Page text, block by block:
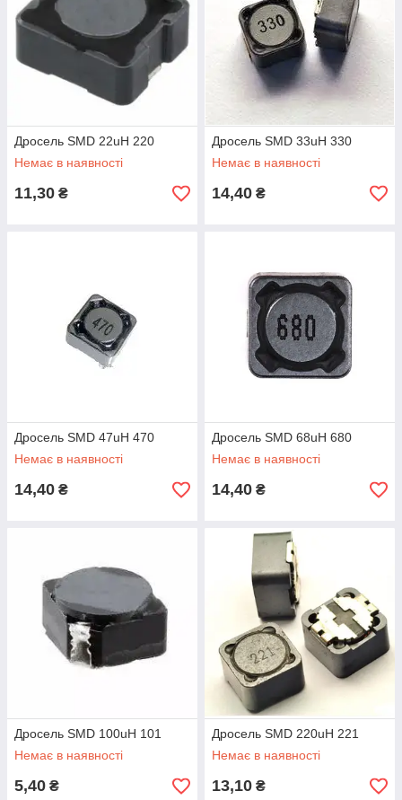
Дросель SMD 22uH 220
Немає в наявності
11,30 ₴
Дросель SMD 33uH 330
Немає в наявності
14,40 ₴
Дросель SMD 47uH 470
Немає в наявності
14,40 ₴
Дросель SMD 68uH 680
Немає в наявності
14,40 ₴
Дросель SMD 100uH 101
Немає в наявності
5,40 ₴
Дросель SMD 220uH 221
Немає в наявності
13,10 ₴